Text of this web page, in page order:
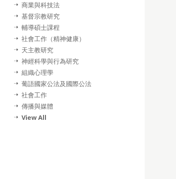
商業與科技法
基督宗教研究
輔導碩士課程
社會工作（精神健康）
天主教研究
神經科學與行為研究
組織心理學
葡語國家公法及國際公法
社會工作
傳播與媒體
View All